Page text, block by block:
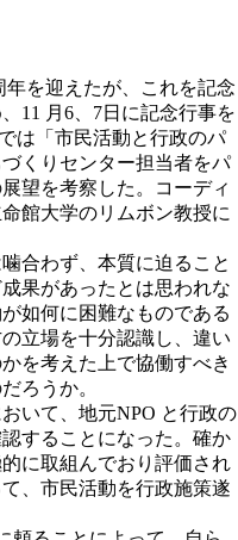
を迎えたが、これを記念
11 月6、7日に記念行事を
は「市民活動と行政のパ
くりセンター担当者をパ
望を考察した。コーディ
館大学のリムボン教授に
合わず、本質に迫ること
果があったとは思われな
如何に困難なものである
立場を十分認識し、違い
を考えた上で協働すべき
ろうか。
いて、地元NPO と行政の
することになった。確か
に取組んでおり評価され
、市民活動を行政施策遂